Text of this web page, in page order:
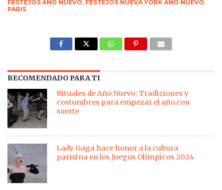
FESTEJOS AÑO NUEVO, FESTEJOS NUEVA YORK AÑO NUEVO,
PARIS
RECOMENDADO PARA TI
Rituales de Año Nuevo: Tradiciones y
costumbres para empezar el año con
suerte
Lady Gaga hace honor a la cultura
parisina en los Juegos Olímpicos 2024